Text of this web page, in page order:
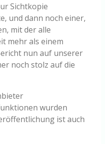
Sichtkopie
und dann noch einer,
mit der alle
mehr als einem
nun auf unserer
noch stolz auf die
wurden
ist auch